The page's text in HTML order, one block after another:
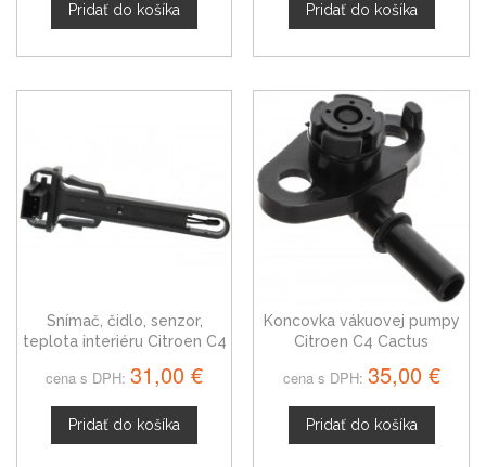
Pridať do košíka Pridať do košíka
Snímač, čidlo, senzor,
teplota interiéru Citroen C4
cena s DPH: 31,00 €
Pridať do košíka
Koncovka vákuovej pumpy
Citroen C4 Cactus
cena s DPH: 35,00 €
Pridať do košíka